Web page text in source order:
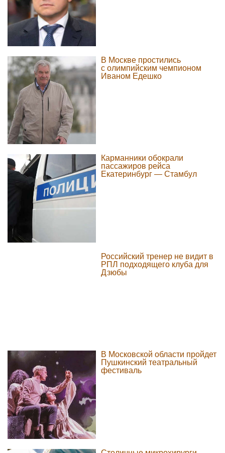
В Москве простились
с олимпийским чемпионом
Иваном Едешко
Карманники обокрали
пассажиров рейса
Екатеринбург — Стамбул
Российский тренер не видит в
РПЛ подходящего клуба для
Дзюбы
В Московской области пройдет
Пушкинский театральный
фестиваль